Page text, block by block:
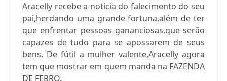
Aracelly recebe a notícia do falecimento do seu
pai,herdando uma grande fortuna,além de ter
que enfrentar pessoas gananciosas,que serão
capazes de tudo para se apossarem de seus
bens. De fútil a mulher valente,Aracelly agora
tem que mostrar em quem manda na FAZENDA
DE FERRO.